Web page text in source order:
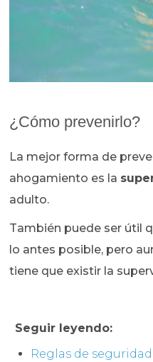
¿Cómo prevenirlo?
La mejor forma de
ahogamiento es la
adulto.
También puede ser útil
lo antes posible, pero
tiene que existir la
Seguir leyendo:
Reglas de